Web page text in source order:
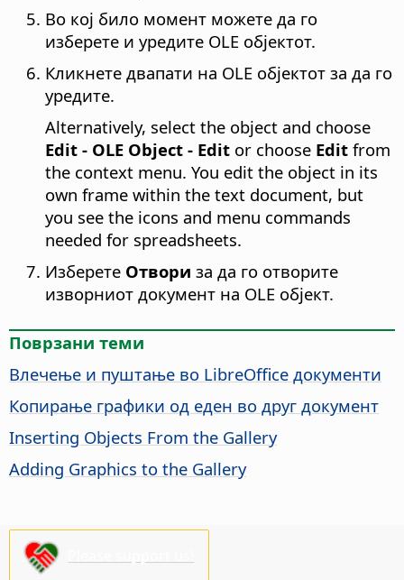
Во кој било момент можете да го
изберете и уредите OLE објектот.
Кликнете двапати на OLE објектот за да го
уредите.
Alternatively, select the object and choose
Edit - OLE Object - Edit or choose Edit from
the context menu. You edit the object in its
own frame within the text document, but
you see the icons and menu commands
needed for spreadsheets.
Изберете Отвори за да го отворите
изворниот документ на OLE објект.
Поврзани теми
Влечење и пуштање во LibreOffice документи
Копирање графики од еден во друг документ
Inserting Objects From the Gallery
Adding Graphics to the Gallery